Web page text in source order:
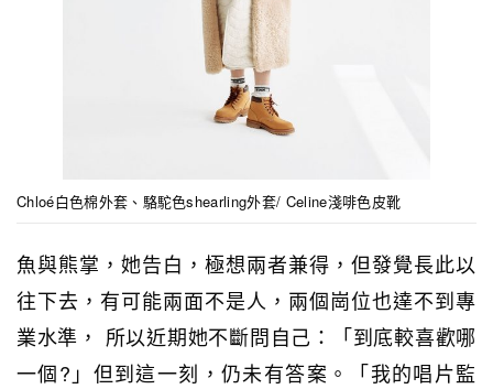
Chloé白色棉外套、駱駝色shearling外套/ Celine淺啡色皮靴
魚與熊掌，她告白，極想兩者兼得，但發覺長此以
往下去，有可能兩面不是人，兩個崗位也達不到專
業水準， 所以近期她不斷問自己：「到底較喜歡哪
一個?」但到這一刻，仍未有答案。
「我的唱片監